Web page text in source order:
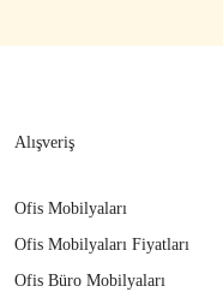
Alışveriş
Ofis Mobilyaları
Ofis Mobilyaları Fiyatları
Ofis Büro Mobilyaları